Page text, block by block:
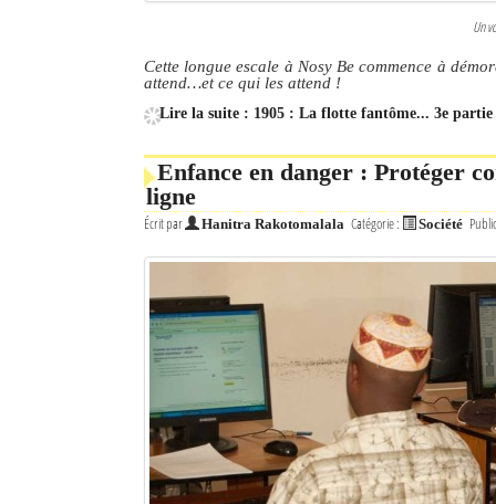
Un
Cette longue escale à Nosy Be commence à
attend…et ce qui les attend !
Lire la suite : 1905 : La flotte fantôme... 3e
Enfance en danger : Protéger
ligne
Écrit par Hanitra Rakotomalala Catégorie : Société